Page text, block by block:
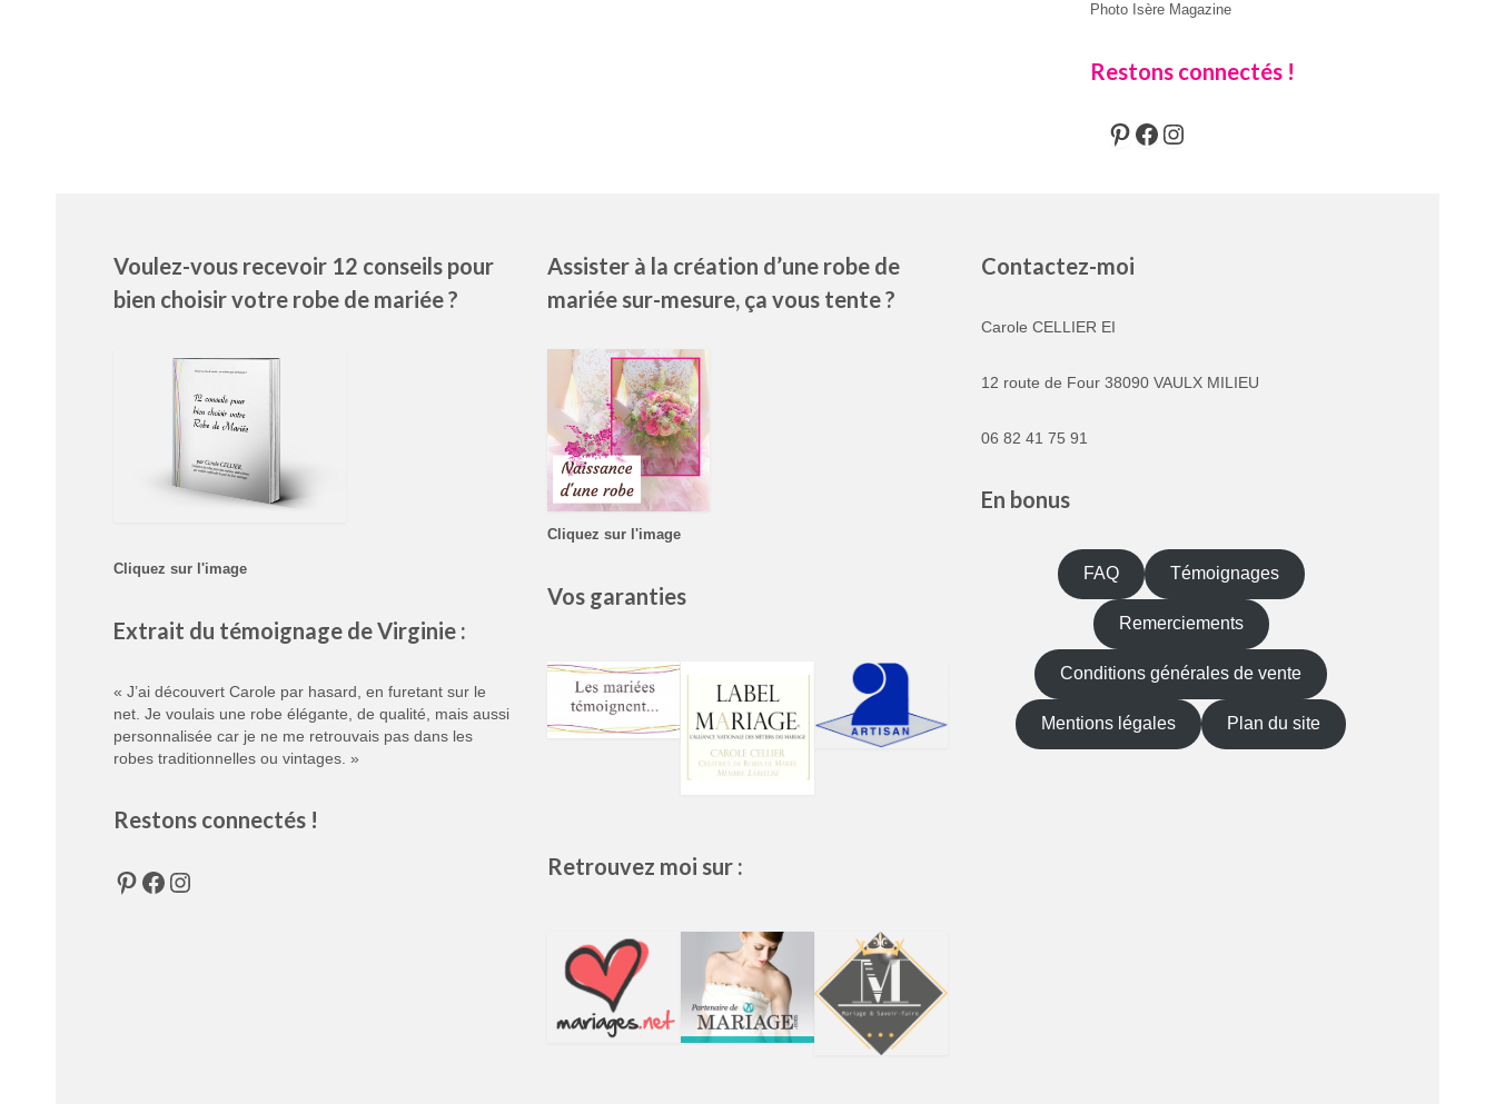
Photo Isère Magazine
Restons connectés !
Pinterest
Facebook
Instagram
Voulez-vous recevoir 12 conseils pour
bien choisir votre robe de mariée ?
Cliquez sur l'image
Extrait du témoignage de Virginie :
« J’ai découvert Carole par hasard, en furetant sur le
net. Je voulais une robe élégante, de qualité, mais aussi
personnalisée car je ne me retrouvais pas dans les
robes traditionnelles ou vintages. »
Restons connectés !
Pinterest
Facebook
Instagram
Assister à la création d’une robe de
mariée sur-mesure, ça vous tente ?
Cliquez sur l'image
Vos garanties
Retrouvez moi sur :
Contactez-moi
Carole CELLIER EI
12 route de Four 38090 VAULX MILIEU
06 82 41 75 91
En bonus
FAQ Témoignages
Remerciements
Conditions générales de vente
Mentions légales Plan du site